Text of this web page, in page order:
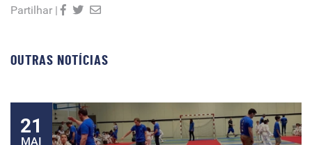
Partilhar |
OUTRAS NOTÍCIAS
21
MAI